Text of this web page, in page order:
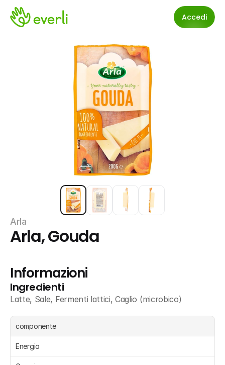
Accedi
Arla
Arla, Gouda
Informazioni
Ingredienti
Latte, Sale, Fermenti lattici, Caglio (microbico)
componente
Energia